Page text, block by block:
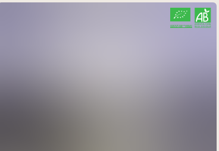
CERTIFIÉ PAR FR-BIO-01
AGRICULTURE FRANCE